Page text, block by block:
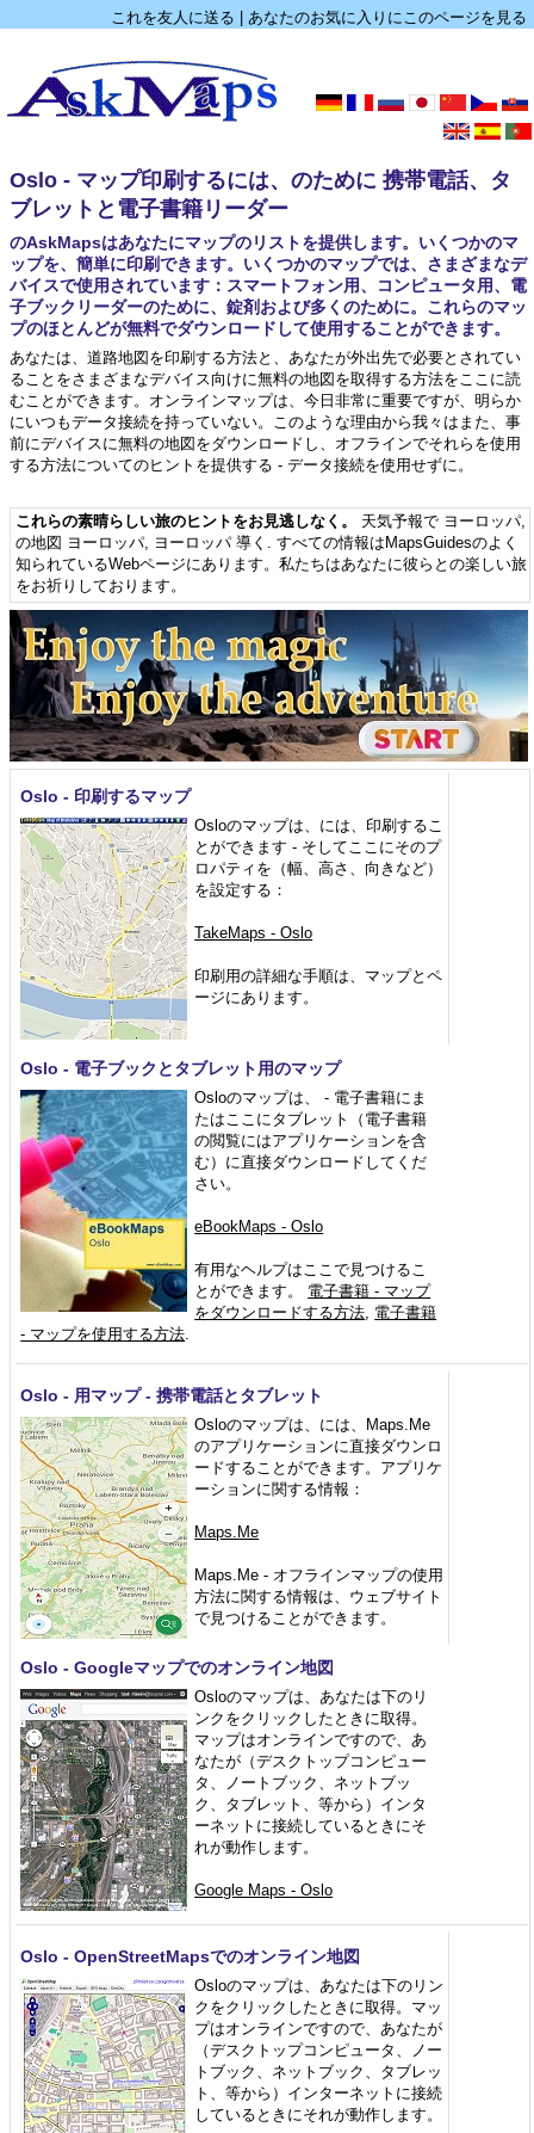
これを友人に送る あなたのお気に入りにこのページを見る
Oslo - マップ印刷するには、のために 携帯電話、タ
ブレットと電子書籍リーダー
のAskMapsはあなたにマップのリストを提供します。いくつかのマ
ップを、簡単に印刷できます。いくつかのマップでは、さまざまなデ
バイスで使用されています：スマートフォン用、コンピュータ用、電
子ブックリーダーのために、錠剤および多くのために。これらのマッ
プのほとんどが無料でダウンロードして使用することができます。
あなたは、道路地図を印刷する方法と、あなたが外出先で必要とされてい
ることをさまざまなデバイス向けに無料の地図を取得する方法をここに読
むことができます。オンラインマップは、今日非常に重要ですが、明らか
にいつもデータ接続を持っていない。このような理由から我々はまた、事
前にデバイスに無料の地図をダウンロードし、オフラインでそれらを使用
する方法についてのヒントを提供する - データ接続を使用せずに。
これらの素晴らしい旅のヒントをお見逃しなく。 天気予報で ヨーロッパ,
の地図 ヨーロッパ, ヨーロッパ 導く . すべての情報はMapsGuidesのよく
知られているWebページにあります。私たちはあなたに彼らとの楽しい旅
をお祈りしております。
Oslo - 印刷するマップ
Osloのマップは、には、印刷するこ
とができます - そしてここにそのプ
ロパティを（幅、高さ、向きなど）
を設定する：
TakeMaps - Oslo
印刷用の詳細な手順は、マップとペ
ージにあります。
Oslo - 電子ブックとタブレット用のマップ
Osloのマップは、 - 電子書籍にま
たはここにタブレット（電子書籍
の閲覧にはアプリケーションを含
む）に直接ダウンロードしてくだ
さい。
eBookMaps - Oslo
有用なヘルプはここで見つけるこ
とができます。 電子書籍 - マップ
をダウンロードする方法, 電子書籍
- マップを使用する方法.
Oslo - 用マップ - 携帯電話とタブレット
Osloのマップは、には、Maps.Me
のアプリケーションに直接ダウンロ
ードすることができます。アプリケ
ーションに関する情報：
Maps.Me
Maps.Me - オフラインマップの使用
方法に関する情報は、ウェブサイト
で見つけることができます。
Oslo - Googleマップでのオンライン地図
Osloのマップは、あなたは下のリ
ンクをクリックしたときに取得。
マップはオンラインですので、あ
なたが（デスクトップコンピュー
タ、ノートブック、ネットブッ
ク、タブレット、等から）インタ
ーネットに接続しているときにそ
れが動作します。
Google Maps - Oslo
Oslo - OpenStreetMapsでのオンライン地図
Osloのマップは、あなたは下のリン
クをクリックしたときに取得。マッ
プはオンラインですので、あなたが
（デスクトップコンピュータ、ノー
トブック、ネットブック、タブレッ
ト、等から）インターネットに接続
しているときにそれが動作します。